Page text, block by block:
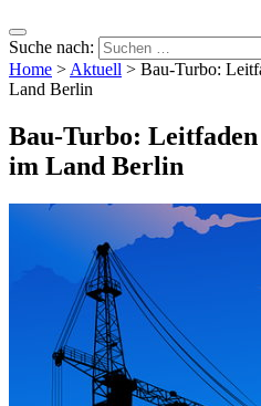
Suche nach:
Home > Aktuell > Bau-Turbo:
Land Berlin
Bau-Turbo:
im Land Berlin